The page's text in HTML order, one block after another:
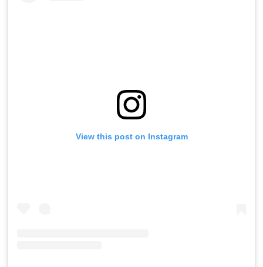
View this post on Instagram